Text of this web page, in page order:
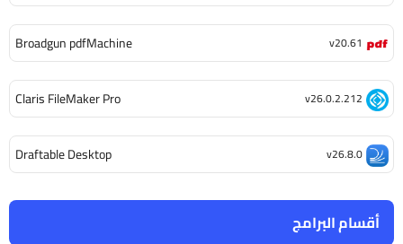
أقسام البرامج
Broadgun pdfMachine v20.61
Claris FileMaker Pro v26.0.2.212
Draftable Desktop v26.8.0